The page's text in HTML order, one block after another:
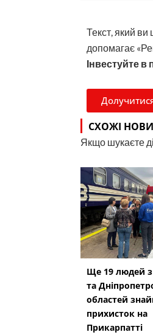
Текст, який
допомагає
Інвестуйте в
СХОЖІ
Якщо шукаєте
Ще 19 людей
та
областей
прихисток на
Прикарпатті